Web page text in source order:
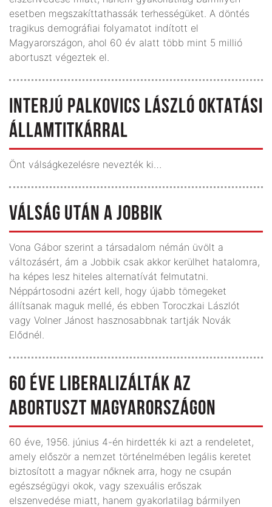
esetben megszakíttathassák terhességüket. A döntés
tragikus demográfiai folyamatot indított el
Magyarországon, ahol 60 év alatt több mint 5 millió
abortuszt végeztek el.
INTERJÚ PALKOVICS LÁSZLÓ OKTATÁSI
ÁLLAMTITKÁRRAL
Önt válságkezelésre nevezték ki…
VÁLSÁG UTÁN A JOBBIK
Vona Gábor szerint a társadalom némán üvölt a
változásért, ám a Jobbik csak akkor kerülhet hatalomra,
ha képes lesz hiteles alternatívát felmutatni.
Néppártosodni azért kell, hogy újabb tömegeket
állítsanak maguk mellé, és ebben Toroczkai Lászlót
vagy Volner Jánost hasznosabbnak tartják Novák
Elődnél.
60 ÉVE LIBERALIZÁLTÁK AZ
ABORTUSZT MAGYARORSZÁGON
60 éve, 1956. június 4-én hirdették ki azt a rendeletet,
amely először a nemzet történelmében legális keretet
biztosított a magyar nőknek arra, hogy ne csupán
egészségügyi okok, vagy szexuális erőszak
elszenvedése miatt, hanem gyakorlatilag bármilyen